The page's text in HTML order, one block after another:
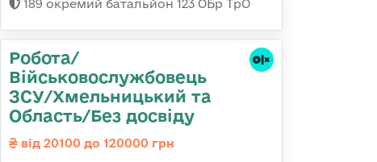
189 окремий батальйон 123 ОБр ТрО
Робота/
Військовослужбовець
ЗСУ/Хмельницький та
Область/Без досвіду
від 20100 до 120000 грн